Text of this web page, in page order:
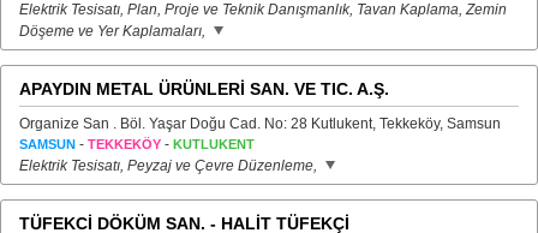
Elektrik Tesisatı, Plan, Proje ve Teknik Danışmanlık, Tavan Kaplama, Zemin
Döşeme ve Yer Kaplamaları,
APAYDIN METAL ÜRÜNLERİ SAN. VE TIC. A.Ş.
Organize San . Böl. Yaşar Doğu Cad. No: 28 Kutlukent, Tekkeköy, Samsun
SAMSUN - TEKKEKÖY - KUTLUKENT
Elektrik Tesisatı, Peyzaj ve Çevre Düzenleme,
TÜFEKCİ DÖKÜM SAN. - HALİT TÜFEKÇİ